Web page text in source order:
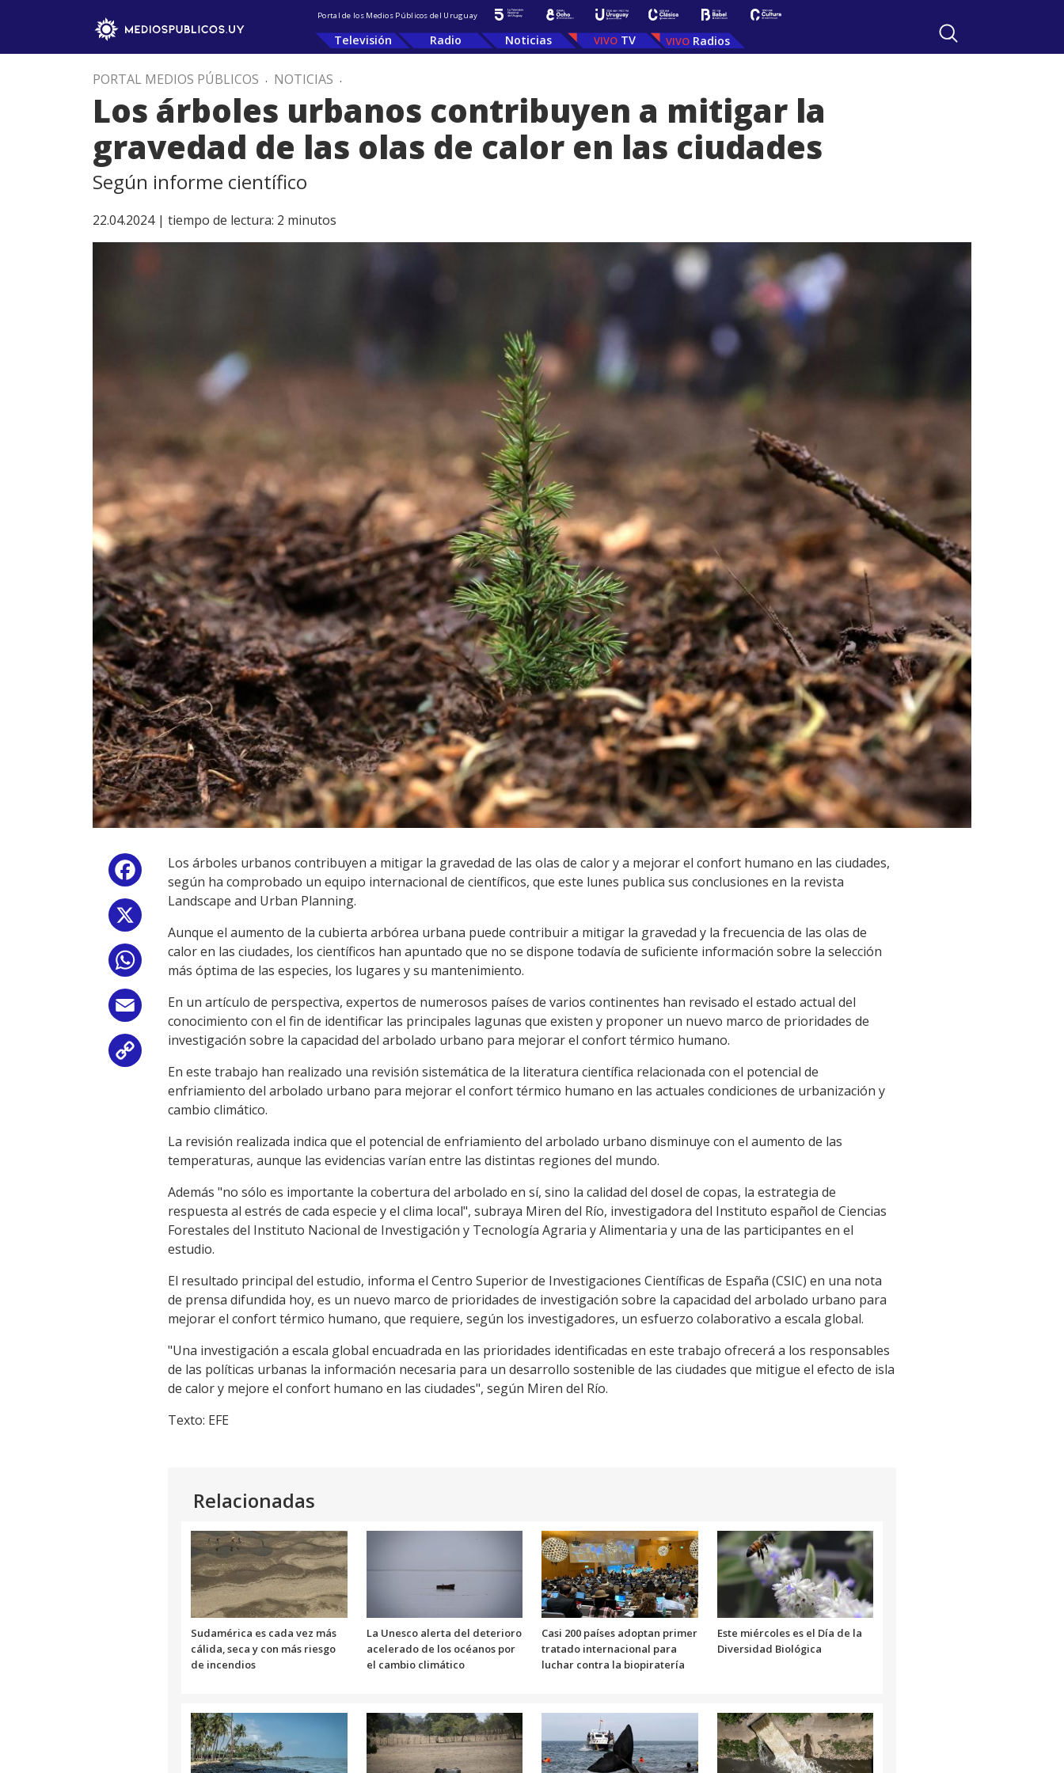
Portal de los Medios Públicos del Uruguay
Televisión Radio Noticias TV Radios
PORTAL MEDIOS PÚBLICOS . NOTICIAS .
Los árboles urbanos contribuyen a mitigar la
gravedad de las olas de calor en las ciudades
Según informe científico
22.04.2024 | tiempo de lectura: 2 minutos
Facebook
WhatsApp
Email
Link
Los árboles urbanos contribuyen a mitigar la gravedad de las olas de calor y a mejorar el confort humano en las ciudades,
según ha comprobado un equipo internacional de científicos, que este lunes publica sus conclusiones en la revista
Landscape and Urban Planning.
Aunque el aumento de la cubierta arbórea urbana puede contribuir a mitigar la gravedad y la frecuencia de las olas de
calor en las ciudades, los científicos han apuntado que no se dispone todavía de suficiente información sobre la selección
más óptima de las especies, los lugares y su mantenimiento.
En un artículo de perspectiva, expertos de numerosos países de varios continentes han revisado el estado actual del
conocimiento con el fin de identificar las principales lagunas que existen y proponer un nuevo marco de prioridades de
investigación sobre la capacidad del arbolado urbano para mejorar el confort térmico humano.
En este trabajo han realizado una revisión sistemática de la literatura científica relacionada con el potencial de
enfriamiento del arbolado urbano para mejorar el confort térmico humano en las actuales condiciones de urbanización y
cambio climático.
La revisión realizada indica que el potencial de enfriamiento del arbolado urbano disminuye con el aumento de las
temperaturas, aunque las evidencias varían entre las distintas regiones del mundo.
Además "no sólo es importante la cobertura del arbolado en sí, sino la calidad del dosel de copas, la estrategia de
respuesta al estrés de cada especie y el clima local", subraya Miren del Río, investigadora del Instituto español de Ciencias
Forestales del Instituto Nacional de Investigación y Tecnología Agraria y Alimentaria y una de las participantes en el
estudio.
El resultado principal del estudio, informa el Centro Superior de Investigaciones Científicas de España (CSIC) en una nota
de prensa difundida hoy, es un nuevo marco de prioridades de investigación sobre la capacidad del arbolado urbano para
mejorar el confort térmico humano, que requiere, según los investigadores, un esfuerzo colaborativo a escala global.
"Una investigación a escala global encuadrada en las prioridades identificadas en este trabajo ofrecerá a los responsables
de las políticas urbanas la información necesaria para un desarrollo sostenible de las ciudades que mitigue el efecto de isla
de calor y mejore el confort humano en las ciudades", según Miren del Río.
Texto: EFE
Relacionadas
Sudamérica es cada vez más
cálida, seca y con más riesgo
de incendios
La Unesco alerta del deterioro
acelerado de los océanos por
el cambio climático
Casi 200 países adoptan primer
tratado internacional para
luchar contra la biopiratería
Este miércoles es el Día de la
Diversidad Biológica